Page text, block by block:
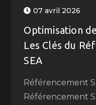
07 avril 2026
Optimisation
Les Clés du
SEA
Référencement
Référencement